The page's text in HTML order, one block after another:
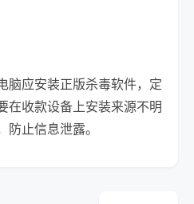
脑应安装正版杀毒软件，定
在收款设备上安装来源不明
止信息泄露。